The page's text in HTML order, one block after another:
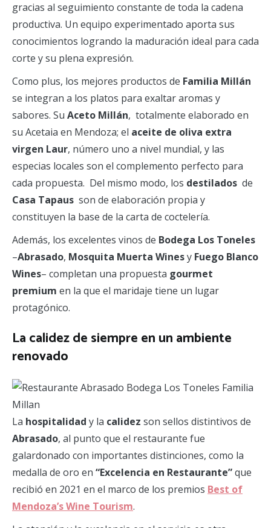
gracias al seguimiento constante de toda la cadena
productiva. Un equipo experimentado aporta sus
conocimientos logrando la maduración ideal para cada
corte y su plena expresión.
Como plus, los mejores productos de Familia Millán
se integran a los platos para exaltar aromas y
sabores. Su Aceto Millán, totalmente elaborado en
su Acetaia en Mendoza; el aceite de oliva extra
virgen Laur, número uno a nivel mundial, y las
especias locales son el complemento perfecto para
cada propuesta. Del mismo modo, los destilados de
Casa Tapaus son de elaboración propia y
constituyen la base de la carta de coctelería.
Además, los excelentes vinos de Bodega Los Toneles
–Abrasado, Mosquita Muerta Winesy Fuego Blanco
Wines– completan una propuesta gourmet
premium en la que el maridaje tiene un lugar
protagónico.
La calidez de siempre en un ambiente
renovado
La hospitalidad y la calidez son sellos distintivos de
Abrasado, al punto que el restaurante fue
galardonado con importantes distinciones, como la
medalla de oro en “Excelencia en Restaurante”que
recibió en 2021 en el marco de los premios Best of
Mendoza’s Wine Tourism.